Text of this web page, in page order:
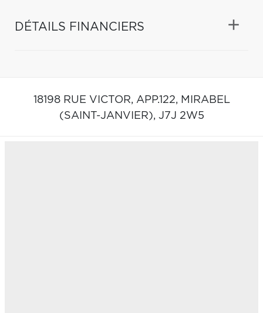
DÉTAILS FINANCIERS
18198 RUE VICTOR, APP.122, MIRABEL
(SAINT-JANVIER), J7J 2W5